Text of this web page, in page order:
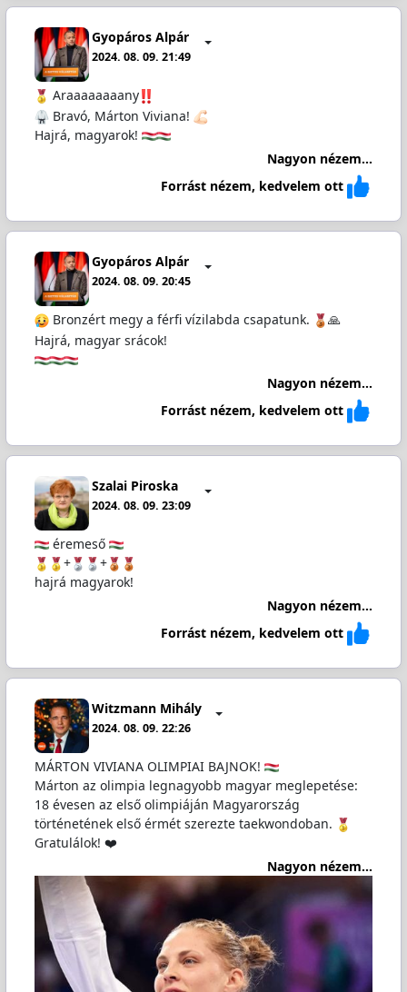
Gyopáros Alpár
2024. 08. 09. 21:49
Araaaaaaaany
Bravó, Márton Viviana!
Hajrá, magyarok!
Nagyon nézem...
Forrást nézem, kedvelem ott
Gyopáros Alpár
2024. 08. 09. 20:45
Bronzért megy a férfi vízilabda csapatunk.
🙏
Hajrá, magyar srácok!
Nagyon nézem...
Forrást nézem, kedvelem ott
Szalai Piroska
2024. 08. 09. 23:09
éremeső
+
+
hajrá magyarok!
Nagyon nézem...
Forrást nézem, kedvelem ott
Witzmann Mihály
2024. 08. 09. 22:26
MÁRTON VIVIANA OLIMPIAI BAJNOK!
Márton az olimpia legnagyobb magyar meglepetése:
18 évesen az első olimpiáján Magyarország
történetének első érmét szerezte taekwondoban.
Gratulálok! ❤️
Nagyon nézem...